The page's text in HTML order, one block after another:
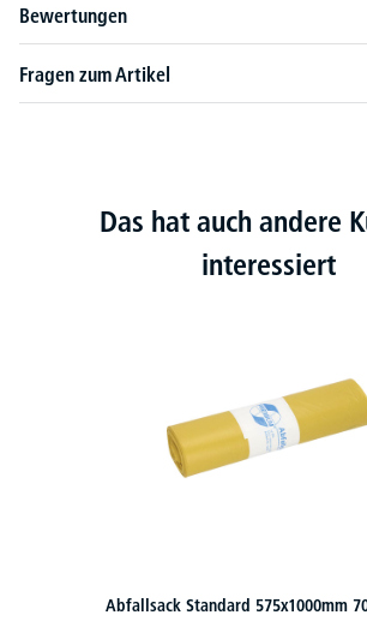
Bewertungen
Fragen zum Artikel
Das hat auch andere
interessiert
Abfallsack Standard 575x1000mm